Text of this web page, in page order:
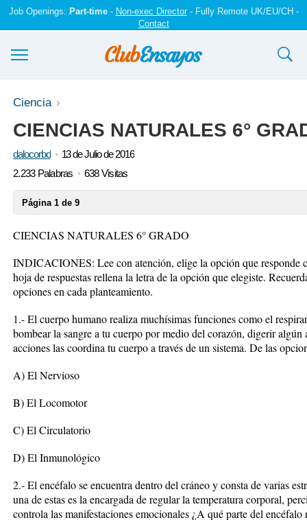
Job Openings: Part-time- Non-exec Director- Fully Remote UK/EU/CH -
Contact
Ensayos y trabajos
Registrarse
Iniciar sesión
Ciencia
CIENCIAS NATURALES 6°
dalocorbd
13 de Julio de 2016
2.233 Palabras
638 Visitas
Página 1 de 9
CIENCIAS NATURALES 6° GRADO
INDICACIONES: Lee con atención, elige la opción que responde
hoja de respuestas rellena la letra de la opción que elegiste.
opciones en cada planteamiento.
1.- El cuerpo humano realiza muchísimas funciones como el
bombear la sangre a tu cuerpo por medio del corazón, digerir algún
acciones las coordina tu cuerpo a través de un sistema. De las
A) El Nervioso
B) El Locomotor
C) El Circulatorio
D) El Inmunológico
2.- El encéfalo se encuentra dentro del cráneo y consta de varias
una de estas es la encargada de regular la temperatura corporal,
controla las manifestaciones emocionales ¿A qué parte del encéfalo